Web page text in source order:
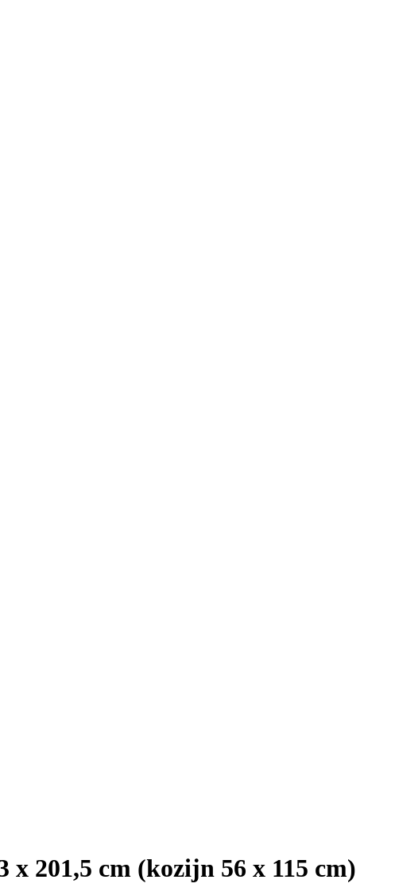
201,5 cm (kozijn 56 x 115 cm)